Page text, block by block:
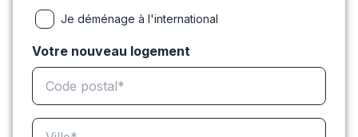
Je déménage à l'international
Votre nouveau logement